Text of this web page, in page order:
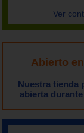
Ver
Abierto
Nuestra tienda
abierta